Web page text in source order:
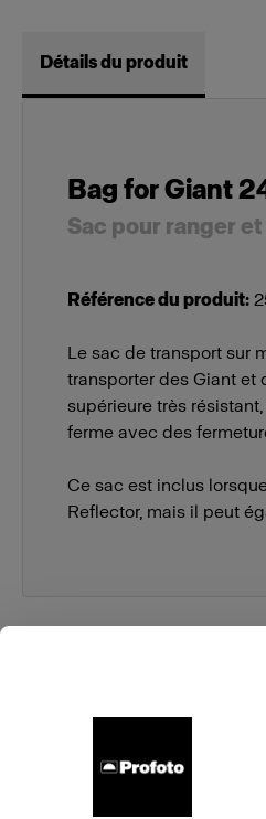
Détails du produit
Bag for Giant
Sac pour ranger
Référence du produit:
Le sac de transport sur
transporter des Giant et
supérieure très
ferme avec des
Ce sac est inclus
Reflector, mais il peut
À propos de Profoto